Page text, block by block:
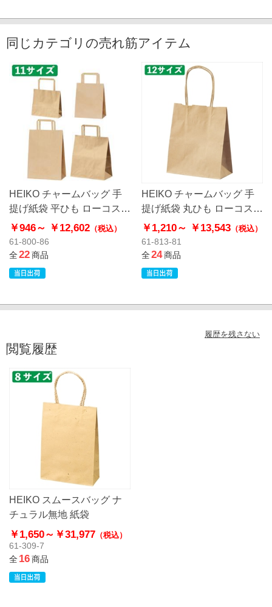
同じカテゴリの売れ筋アイテム
HEIKO チャームバッグ 手
提げ紙袋 平ひも ローコスト
タイプ 茶無地
￥946～ ￥12,602 （税込）
61-800-86
全22商品
HEIKO チャームバッグ 手
提げ紙袋 丸ひも ローコスト
タイプ 茶無地
￥1,210～ ￥13,543（税込）
61-813-81
全24商品
履歴を残さない
閲覧履歴
HEIKO スムースバッグ ナ
チュラル無地 紙袋
￥1,650～ ￥31,977 （税込）
61-309-7
全16商品